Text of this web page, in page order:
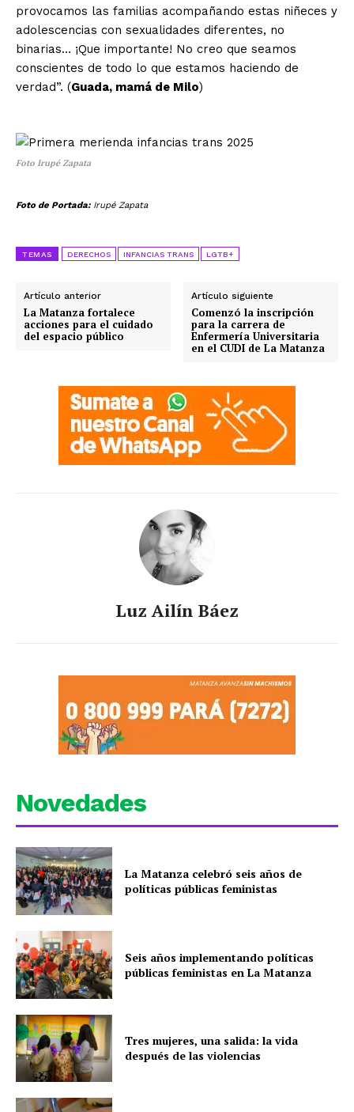
provocamos las familias acompañando estas niñeces y
adolescencias con sexualidades diferentes, no
binarias… ¡Que importante! No creo que seamos
conscientes de todo lo que estamos haciendo de
verdad”. (Guada, mamá de Milo)
Foto Irupé Zapata
Foto de Portada:Irupé Zapata
TEMAS DERECHOS INFANCIAS TRANS LGTB+
Artículo anterior
La Matanza fortalece
acciones para el cuidado
del espacio público
Artículo siguiente
Comenzó la inscripción
para la carrera de
Enfermería Universitaria
en el CUDI de La Matanza
Luz Ailín Báez
Novedades
La Matanza celebró seis años de
políticas públicas feministas
Seis años implementando políticas
públicas feministas en La Matanza
Tres mujeres, una salida: la vida
después de las violencias